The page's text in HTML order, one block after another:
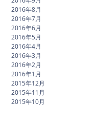
2016年8月
2016年7月
2016年6月
2016年5月
2016年4月
2016年3月
2016年2月
2016年1月
2015年12月
2015年11月
2015年10月